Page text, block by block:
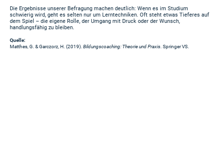
Die Ergebnisse unserer Befragung machen deutlich: Wenn es im Studium
schwierig wird, geht es selten nur um Lerntechniken. Oft steht etwas Tieferes auf
dem Spiel – die eigene Rolle, der Umgang mit Druck oder der Wunsch,
handlungsfähig zu bleiben.
Quelle:
Matthes, G. & Garczorz, H. (2019). Bildungscoaching: Theorie und Praxis. Springer VS.